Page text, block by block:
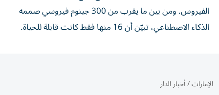
الفيروس. ومن بين ما يقرب من 300 جينوم فيروسي صممه
الذكاء الاصطناعي، تبيّن أن 16 منها فقط كانت قابلة للحياة.
الإمارات/أخبار الدار